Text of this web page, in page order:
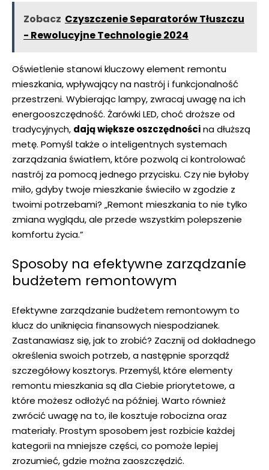
Zobacz Czyszczenie Separatorów Tłuszczu
- Rewolucyjne Technologie 2024
Oświetlenie stanowi⁢ kluczowy element remontu
mieszkania, wpływający na ⁣nastrój i‍ funkcjonalność
przestrzeni. ⁢Wybierając lampy, ‌zwracaj uwagę ⁣na ich
energooszczędność. Żarówki LED,⁣ choć droższe od‍
tradycyjnych, dają większe oszczędnościna‌ dłuższą
metę. Pomyśl ⁤także o inteligentnych ‌systemach
zarządzania światłem, które⁢ pozwolą ci kontrolować⁢
nastrój za pomocą jednego ⁣przycisku.⁤ Czy‍ nie byłoby
miło, gdyby twoje⁢ mieszkanie​ świeciło w ‌zgodzie z
twoimi⁤ potrzebami? „Remont mieszkania to nie tylko
zmiana wyglądu, ale⁤ przede ‍wszystkim polepszenie
komfortu życia.”
Sposoby na efektywne zarządzanie
budżetem remontowym
Efektywne zarządzanie budżetem ​remontowym to
klucz‍ do uniknięcia finansowych niespodzianek.
Zastanawiasz ​się, jak to zrobić? Zacznij ‌od dokładnego
określenia swoich potrzeb, a następnie‍ sporządź
szczegółowy kosztorys. Przemyśl, które ​elementy
remontu mieszkania są dla Ciebie​ priorytetowe, a
które możesz ‍odłożyć⁢ na później. Warto⁢ również
zwrócić uwagę na to, ile kosztuje robocizna‍ oraz
materiały. Prostym sposobem ‍jest rozbicie każdej
kategorii na mniejsze części, ⁢co ‍pomoże lepiej
zrozumieć, gdzie można zaoszczędzić.